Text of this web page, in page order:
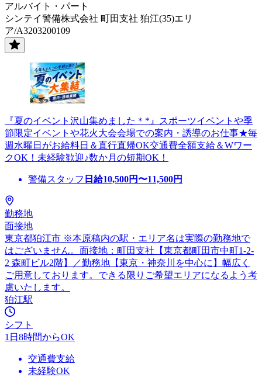
アルバイト・パート
シンテイ警備株式会社 町田支社 狛江(35)エリ
ア/A3203200109
『夏のイベント沢山集めました＊*』スポーツイベントや季
節限定イベントや花火大会会場での案内・誘導のお仕事★毎
週水曜日がお給料日＆直行直帰OK交通費全額支給＆Wワー
クOK！未経験歓迎♪数か月の短期OK！
警備スタッフ 日給10,500円〜11,500円
勤務地
面接地
東京都狛江市 ※本原稿内の駅・エリア名は実際の勤務地で
はございません。面接地：町田支社【東京都町田市中町1-2-
2 森町ビル2階】／勤務地【東京・神奈川を中心に】幅広く
ご用意しております。できる限りご希望エリアになるよう考
慮いたします。
狛江駅
シフト
1日8時間からOK
交通費支給
未経験OK